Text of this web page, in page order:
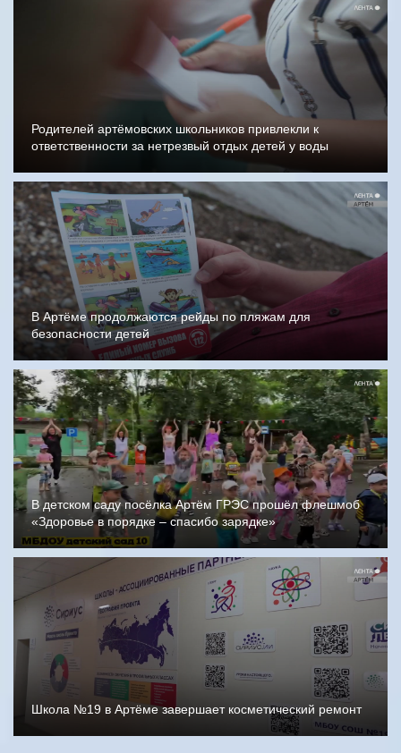
Родителей артёмовских школьников привлекли к
ответственности за нетрезвый отдых детей у воды
В Артёме продолжаются рейды по пляжам для
безопасности детей
В детском саду посёлка Артём ГРЭС прошёл флешмоб
«Здоровье в порядке – спасибо зарядке»
Школа №19 в Артёме завершает косметический ремонт